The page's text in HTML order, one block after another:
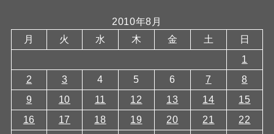
2010年8月
月
火 水 木 金 土
日
1
2
3 4 5 6 7
8
9
10 11 12 13 14
15
16
17 18 19 20 21
22